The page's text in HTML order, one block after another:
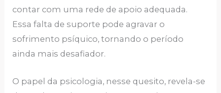
contar com uma rede de apoio adequada.
Essa falta de suporte pode agravar o
sofrimento psíquico, tornando o período
ainda mais desafiador.
O papel da psicologia, nesse quesito, revela-se